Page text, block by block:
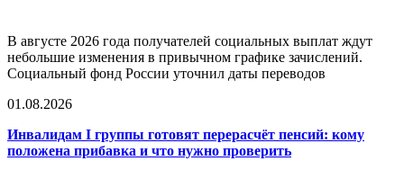
В августе 2026 года получателей социальных выплат ждут
небольшие изменения в привычном графике зачислений.
Социальный фонд России уточнил даты переводов
01.08.2026
Инвалидам I группы готовят перерасчёт пенсий: кому
положена прибавка и что нужно проверить